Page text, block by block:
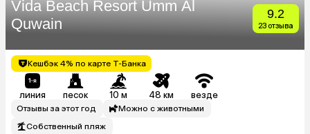
Vida Beach Resort Umm Al
Quwain
9.2
23 отзыва
Кешбэк 4% по карте Т-Банка
линия песок 10 м 48 км везде
Отзывы за этот год
Можно с животными
Собственный пляж